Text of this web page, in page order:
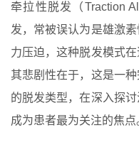
牵拉性脱发（Traction
发，常被误认为是雄激
力压迫，这种脱发模式
其悲剧性在于，这是一
的脱发类型，在深入探
成为患者最为关注的焦点